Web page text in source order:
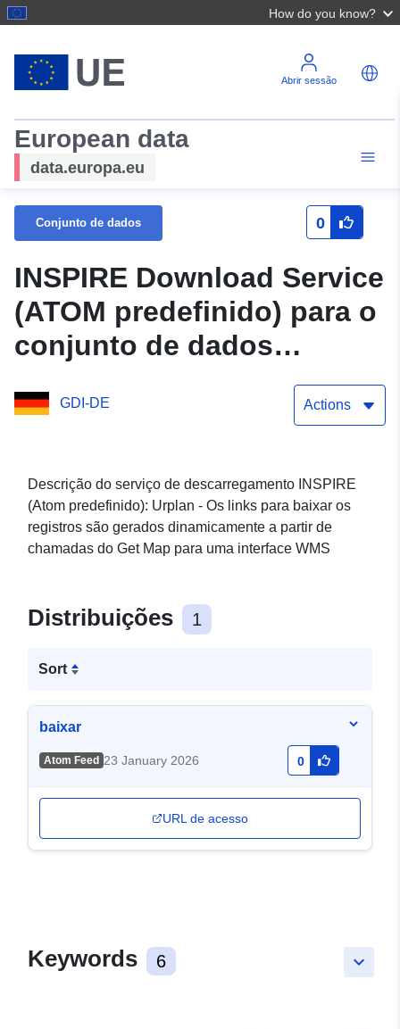
How do you know?
Abrir sessão
European data
data.europa.eu
Conjunto de dados 0
INSPIRE Download Service
(ATOM predefinido) para o
conjunto de dados
GDI-DE Actions
Descrição do serviço de descarregamento INSPIRE
(Atom predefinido): Urplan - Os links para baixar os
registros são gerados dinamicamente a partir de
chamadas do Get Map para uma interface WMS
Distribuições 1
Sort
baixar
Atom Feed 23 January 2026 0
URL de acesso
keyboard_arrow_down
Keywords 6